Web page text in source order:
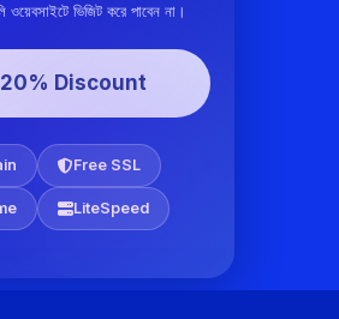
ওয়েবসাইটে ভিজিট করে পাবেন না।
Discount
Free SSL
LiteSpeed